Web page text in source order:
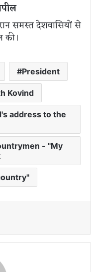
समस्त देशवासियों से
की।
President
Kovind
address to the
- "My